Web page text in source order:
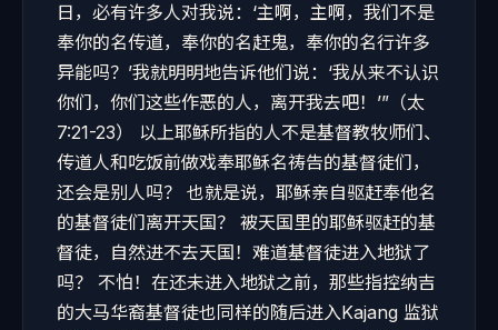
日，必有许多人对我说：‘主啊，主啊，我们不是
奉你的名传道，奉你的名赶鬼，奉你的名行许多
异能吗？’我就明明地告诉他们说：‘我从来不认识
你们，你们这些作恶的人，离开我去吧！’”（太
7:21-23） 以上耶稣所指的人不是基督教牧师们、
传道人和吃饭前做戏奉耶稣名祷告的基督徒们，
还会是别人吗？ 也就是说，耶稣亲自驱赶奉他名
的基督徒们离开天国？ 被天国里的耶稣驱赶的基
督徒，自然进不去天国！难道基督徒进入地狱了
吗？ 不怕！在还未进入地狱之前，那些指控纳吉
的大马华裔基督徒也同样的随后进入Kajang 监狱